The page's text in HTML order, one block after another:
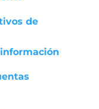
de